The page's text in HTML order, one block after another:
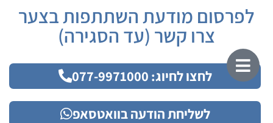
לפרסום מודעת השתתפות בצער
צרו קשר (עד הסגירה)
לחצו לחיוג: 077-9971000
לשליחת הודעה בוואטסאפ